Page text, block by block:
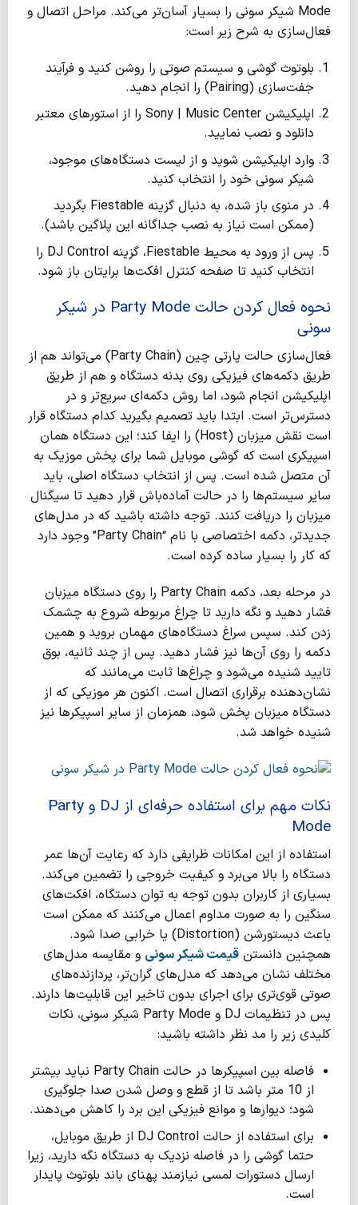
Mode شیکر سونی را بسیار آسان‌تر می‌کند. مراحل اتصال و
فعال‌سازی به شرح زیر است:
بلوتوث گوشی و سیستم صوتی را روشن کنید و فرآیند
جفت‌سازی (Pairing) را انجام دهید.
اپلیکیشن Sony | Music Center را از استورهای معتبر
دانلود و نصب نمایید.
وارد اپلیکیشن شوید و از لیست دستگاه‌های موجود،
شیکر سونی خود را انتخاب کنید.
در منوی باز شده، به دنبال گزینه Fiestable بگردید
(ممکن است نیاز به نصب جداگانه این پلاگین باشد).
پس از ورود به محیط Fiestable، گزینه DJ Control را
انتخاب کنید تا صفحه کنترل افکت‌ها برایتان باز شود.
نحوه فعال کردن حالت Party Mode در شیکر
سونی
فعال‌سازی حالت پارتی چین (Party Chain) می‌تواند هم از
طریق دکمه‌های فیزیکی روی بدنه دستگاه و هم از طریق
اپلیکیشن انجام شود، اما روش دکمه‌ای سریع‌تر و در
دسترس‌تر است. ابتدا باید تصمیم بگیرید کدام دستگاه قرار
است نقش میزبان (Host) را ایفا کند؛ این دستگاه همان
اسپیکری است که گوشی موبایل شما برای پخش موزیک به
آن متصل شده است. پس از انتخاب دستگاه اصلی، باید
سایر سیستم‌ها را در حالت آماده‌باش قرار دهید تا سیگنال
میزبان را دریافت کنند. توجه داشته باشید که در مدل‌های
جدیدتر، دکمه اختصاصی با نام “Party Chain” وجود دارد
که کار را بسیار ساده کرده است.
در مرحله بعد، دکمه Party Chain را روی دستگاه میزبان
فشار دهید و نگه دارید تا چراغ مربوطه شروع به چشمک
زدن کند. سپس سراغ دستگاه‌های مهمان بروید و همین
دکمه را روی آن‌ها نیز فشار دهید. پس از چند ثانیه، بوق
تایید شنیده می‌شود و چراغ‌ها ثابت می‌مانند که
نشان‌دهنده برقراری اتصال است. اکنون هر موزیکی که از
دستگاه میزبان پخش شود، همزمان از سایر اسپیکرها نیز
شنیده خواهد شد.
نکات مهم برای استفاده حرفه‌ای از DJ و Party
Mode
استفاده از این امکانات ظرایفی دارد که رعایت آن‌ها عمر
دستگاه را بالا می‌برد و کیفیت خروجی را تضمین می‌کند.
بسیاری از کاربران بدون توجه به توان دستگاه، افکت‌های
سنگین را به صورت مداوم اعمال می‌کنند که ممکن است
باعث دیستورشن (Distortion) یا خرابی صدا شود.
همچنین دانستن قیمت شیکر سونی و مقایسه مدل‌های
مختلف نشان می‌دهد که مدل‌های گران‌تر، پردازنده‌های
صوتی قوی‌تری برای اجرای بدون تاخیر این قابلیت‌ها دارند.
پس در تنظیمات DJ و Party Mode شیکر سونی، نکات
کلیدی زیر را مد نظر داشته باشید:
فاصله بین اسپیکرها در حالت Party Chain نباید بیشتر
از 10 متر باشد تا از قطع و وصل شدن صدا جلوگیری
شود؛ دیوارها و موانع فیزیکی این برد را کاهش می‌دهند.
برای استفاده از حالت DJ Control از طریق موبایل،
حتما گوشی را در فاصله نزدیک به دستگاه نگه دارید، زیرا
ارسال دستورات لمسی نیازمند پهنای باند بلوتوث پایدار
است.